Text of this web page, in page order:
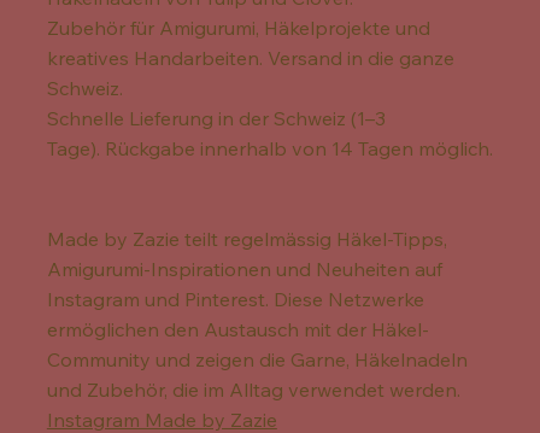
Zubehör für Amigurumi, Häkelprojekte und
kreatives Handarbeiten. Versand in die ganze
Schweiz.
Schnelle Lieferung in der Schweiz (1–3
Tage). Rückgabe innerhalb von 14 Tagen möglich.
Made by Zazie teilt regelmässig Häkel-Tipps,
Amigurumi-Inspirationen und Neuheiten auf
Instagram und Pinterest. Diese Netzwerke
ermöglichen den Austausch mit der Häkel-
Community und zeigen die Garne, Häkelnadeln
und Zubehör, die im Alltag verwendet werden.
Instagram Made by Zazie